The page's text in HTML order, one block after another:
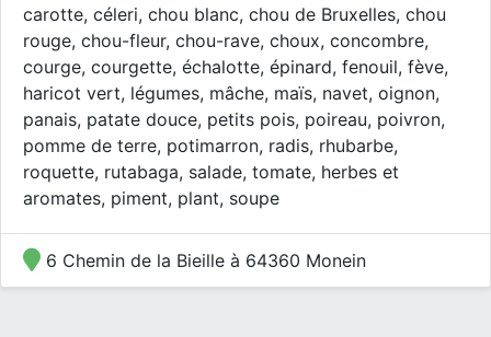
carotte, céleri, chou blanc, chou de Bruxelles, chou
rouge, chou-fleur, chou-rave, choux, concombre,
courge, courgette, échalotte, épinard, fenouil, fève,
haricot vert, légumes, mâche, maïs, navet, oignon,
panais, patate douce, petits pois, poireau, poivron,
pomme de terre, potimarron, radis, rhubarbe,
roquette, rutabaga, salade, tomate, herbes et
aromates, piment, plant, soupe
6 Chemin de la Bieille à 64360 Monein